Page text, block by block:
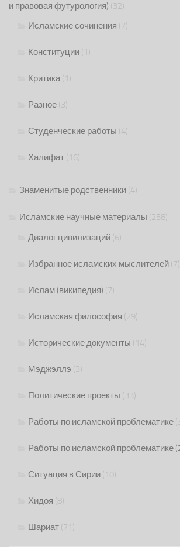
и правовая футурология) (32)
Исламские сочинения (7)
Конституции (1)
Критика(1)
Разное (3)
Студенческие работы (4)
Халифат (16)
Знаменитые родственники (4)
Исламские научные материалы (258)
Диалог цивилизаций (6)
Избранное исламских мыслителей (7)
Ислам (википедия) (7)
Исламская философия (29)
Исторические документы (14)
Мэджэллэ (3)
Политические проекты (33)
Работы по исламской проблематике
Работы по исламской проблематике
Ситуация в Сирии (10)
Хидоя (8)
Шариат (71)